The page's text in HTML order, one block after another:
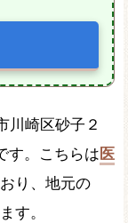
川崎区砂子２
す。こちらは 医
り、地元の
す。